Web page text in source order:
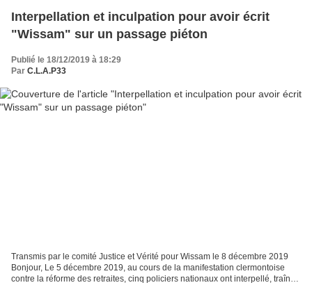
Interpellation et inculpation pour avoir écrit
"Wissam" sur un passage piéton
Publié le 18/12/2019 à 18:29
Par C.L.A.P33
Transmis par le comité Justice et Vérité pour Wissam le 8 décembre 2019
Bonjour, Le 5 décembre 2019, au cours de la manifestation clermontoise
contre la réforme des retraites, cinq policiers nationaux ont interpellé, traîné